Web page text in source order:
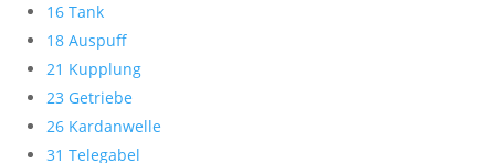
16 Tank
18 Auspuff
21 Kupplung
23 Getriebe
26 Kardanwelle
31 Telegabel